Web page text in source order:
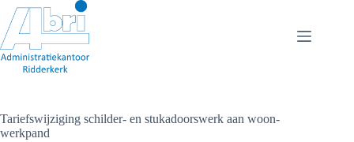
naar
de
inhoud
Tariefswijziging schilder- en stukadoorswerk aan woon-
werkpand